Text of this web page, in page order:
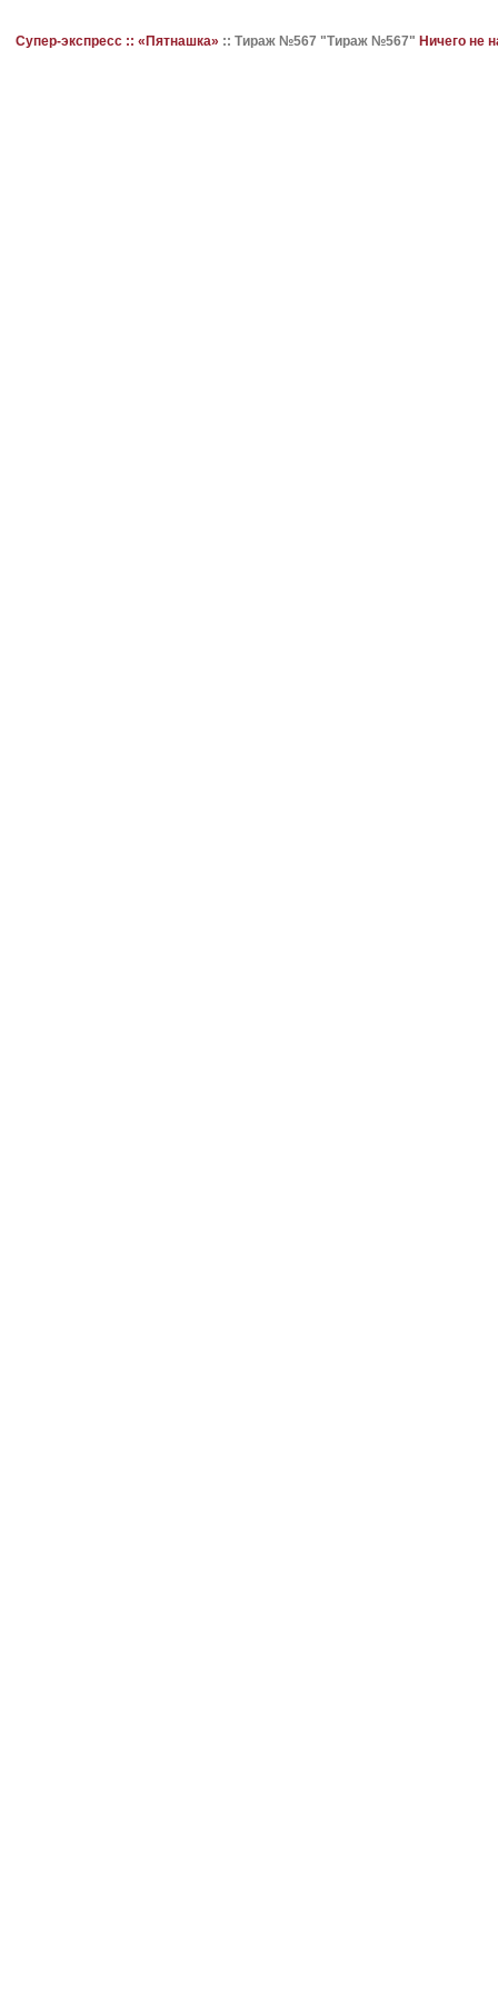
Супер-экспресс :: «Пятнашка» :: Тираж №567 "Тираж №567" Ничего не